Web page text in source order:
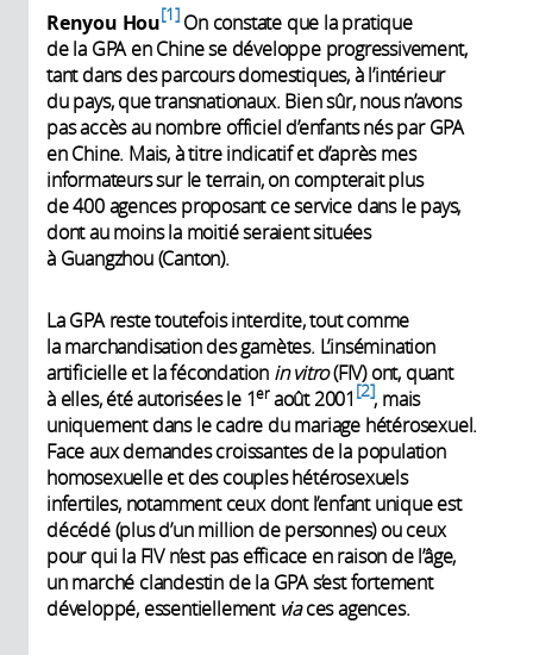
Renyou Hou 1 On constate que la pratique
de la GPA en Chine se développe progressivement,
tant dans des parcours domestiques, à l’intérieur
du pays, que transnationaux. Bien sûr, nous n’avons
pas accès au nombre officiel d’enfants nés par GPA
en Chine. Mais, à titre indicatif et d’après mes
informateurs sur le terrain, on compterait plus
de 400 agences proposant ce service dans le pays,
dont au moins la moitié seraient situées
à Guangzhou (Canton).
La GPA reste toutefois interdite, tout comme
la marchandisation des gamètes. L’insémination
artificielle et la fécondation in vitro(FIV) ont, quant
à elles, été autorisées le 1eraoût 2001 2 , mais
uniquement dans le cadre du mariage hétérosexuel.
Face aux demandes croissantes de la population
homosexuelle et des couples hétérosexuels
infertiles, notamment ceux dont l’enfant unique est
décédé (plus d’un million de personnes) ou ceux
pour qui la FIV n’est pas efficace en raison de l’âge,
un marché clandestin de la GPA s’est fortement
développé, essentiellement viaces agences.